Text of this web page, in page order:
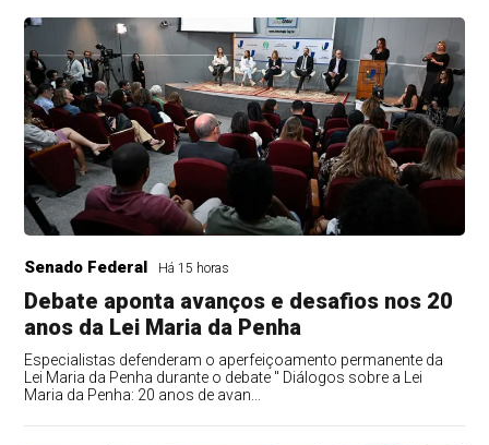
Senado Federal Há 15 horas
Debate aponta avanços e desafios nos 20
anos da Lei Maria da Penha
Especialistas defenderam o aperfeiçoamento permanente da
Lei Maria da Penha durante o debate " Diálogos sobre a Lei
Maria da Penha: 20 anos de avan...